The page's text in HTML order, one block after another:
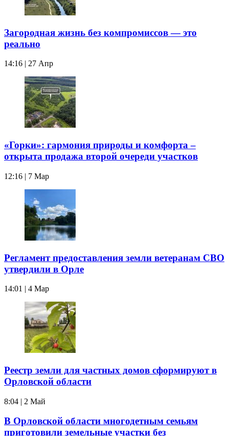
Загородная жизнь без компромиссов — это
реально
14:16 | 27 Апр
«Горки»: гармония природы и комфорта –
открыта продажа второй очереди участков
12:16 | 7 Мар
Регламент предоставления земли ветеранам СВО
утвердили в Орле
14:01 | 4 Мар
Реестр земли для частных домов сформируют в
Орловской области
8:04 | 2 Май
В Орловской области многодетным семьям
приготовили земельные участки без